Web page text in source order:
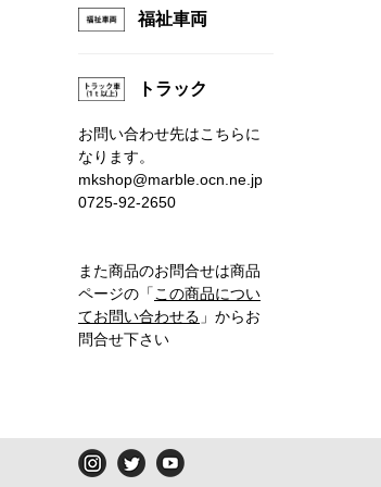
福祉車両
トラック
お問い合わせ先はこちらに
なります。
mkshop@marble.ocn.ne.jp
0725-92-2650
また商品のお問合せは商品
ページの「この商品につい
てお問い合わせる 」からお
問合せ下さい